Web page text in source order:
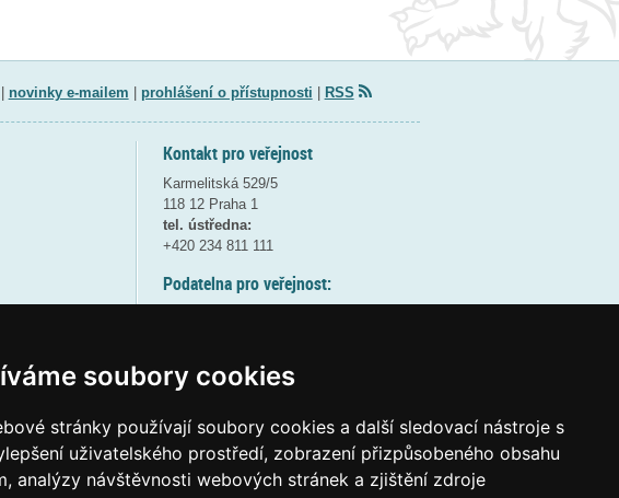
soubory cookies
stránky používají soubory cookies a další sledovací nástroje s
uživatelského prostředí, zobrazení přizpůsobeného obsahu
analýzy návštěvnosti webových stránek a zjištění zdroje
novinky e-mailem prohlášení o přístupnosti RSS
Kontakt pro veřejnost
Karmelitská 529/5
118 12 Praha 1
tel. ústředna:
+420 234 811 111
Podatelna pro veřejnost:
(více informací
Elektronická podatelna:
posta@msmtgov cz